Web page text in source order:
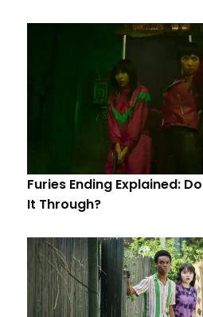
Furies Ending Explained:
It Through?